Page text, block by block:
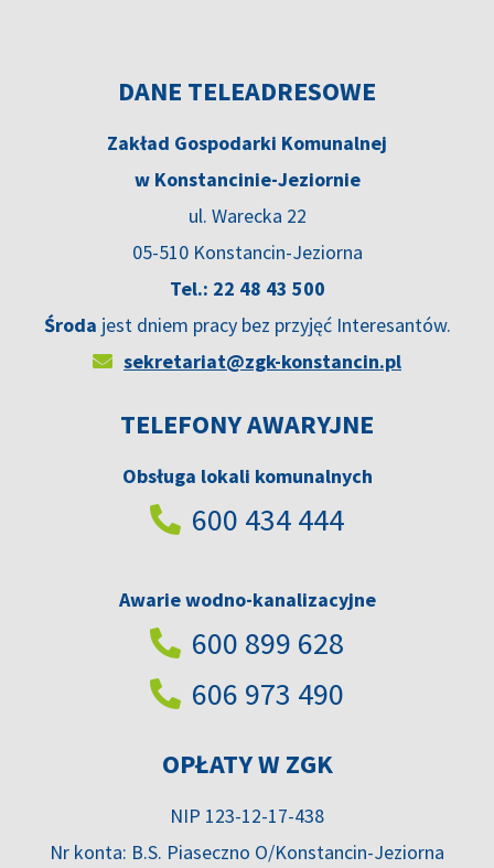
DANE TELEADRESOWE
Zakład Gospodarki Komunalnej
w Konstancinie-Jeziornie
ul. Warecka 22
05-510 Konstancin-Jeziorna
Tel.: 22 48 43 500
Środa jest dniem pracy bez przyjęć Interesantów.
sekretariat@zgk-konstancin.pl
TELEFONY AWARYJNE
Obsługa lokali komunalnych
600 434 444
Awarie wodno-kanalizacyjne
600 899 628
606 973 490
OPŁATY W ZGK
NIP 123-12-17-438
Nr konta: B.S. Piaseczno O/Konstancin-Jeziorna